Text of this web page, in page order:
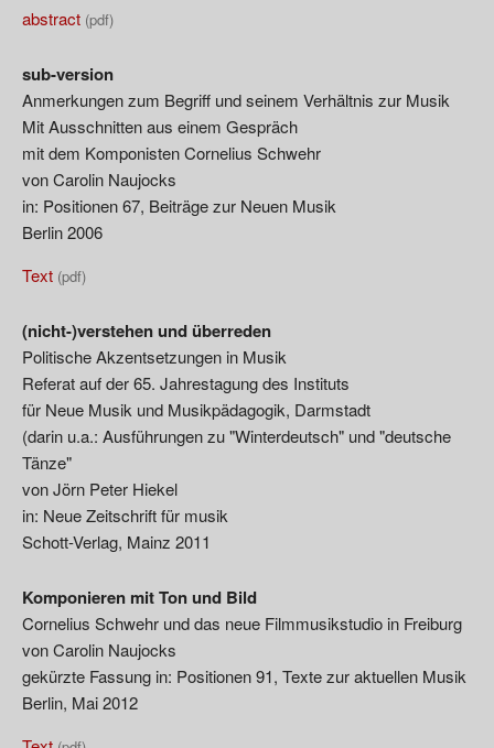
abstract (pdf)
sub-version
Anmerkungen zum Begriff und seinem Verhältnis zur Musik
Mit Ausschnitten aus einem Gespräch
mit dem Komponisten Cornelius Schwehr
von Carolin Naujocks
in: Positionen 67, Beiträge zur Neuen Musik
Berlin 2006
Text (pdf)
(nicht-)verstehen und überreden
Politische Akzentsetzungen in Musik
Referat auf der 65. Jahrestagung des Instituts
für Neue Musik und Musikpädagogik, Darmstadt
(darin u.a.: Ausführungen zu "Winterdeutsch" und "deutsche
Tänze"
von Jörn Peter Hiekel
in: Neue Zeitschrift für musik
Schott-Verlag, Mainz 2011
Komponieren mit Ton und Bild
Cornelius Schwehr und das neue Filmmusikstudio in Freiburg
von Carolin Naujocks
gekürzte Fassung in: Positionen 91, Texte zur aktuellen Musik
Berlin, Mai 2012